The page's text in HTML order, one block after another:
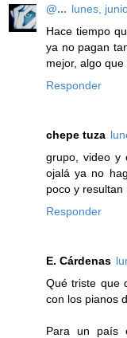
@... lunes,
Hace tiempo
ya no pagan
mejor, algo
Responder
chepe tuza
grupo, video y
ojalá ya no
poco y
Responder
E. Cárdenas
Qué triste que
con los pianos
Para un país